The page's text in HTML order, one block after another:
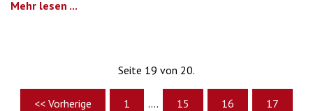
Mehr lesen ...
Seite 19 von 20.
<< Vorherige 1 .... 15 16 17